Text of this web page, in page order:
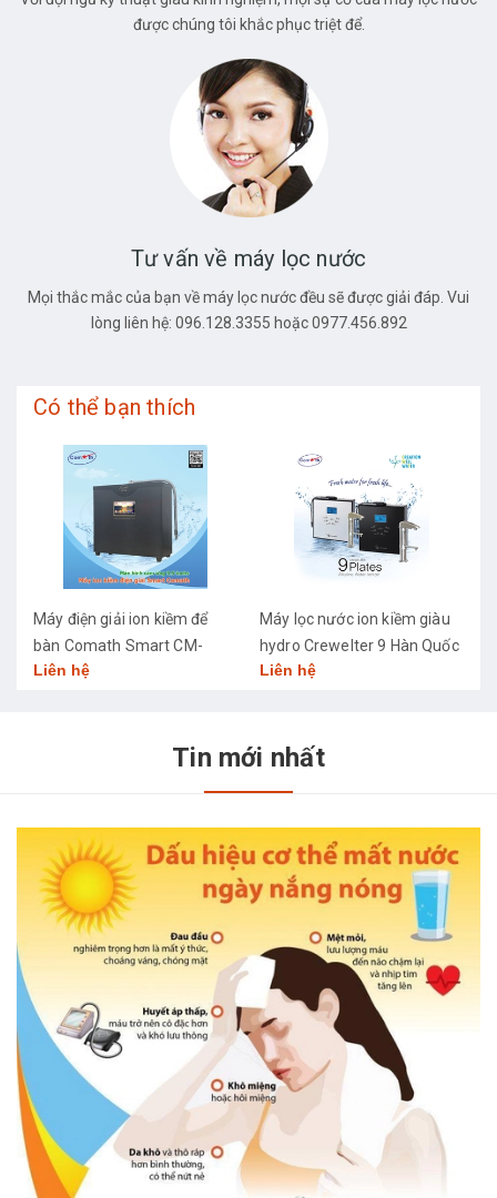
được chúng tôi khắc phục triệt để.
Tư vấn về máy lọc nước
Mọi thắc mắc của bạn về máy lọc nước đều sẽ được giải đáp. Vui
lòng liên hệ: 096.128.3355 hoặc 0977.456.892
Có thể bạn thích
Máy điện giải ion kiềm để
bàn Comath Smart CM-
3668
Liên hệ
Máy lọc nước ion kiềm giàu
hydro Crewelter 9 Hàn Quốc
Liên hệ
Tin mới nhất